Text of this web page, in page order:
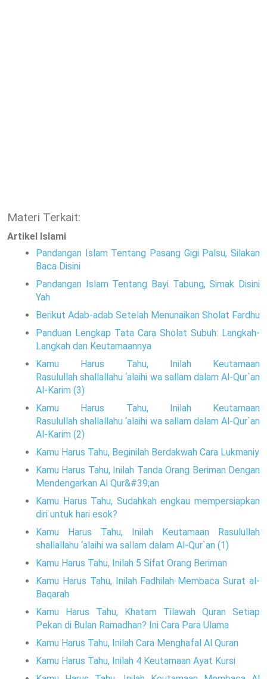
Materi Terkait:
Artikel Islami
Pandangan Islam Tentang Pasang Gigi Palsu, Silakan
Baca Disini
Pandangan Islam Tentang Bayi Tabung, Simak Disini
Yah
Berikut Adab-adab Setelah Menunaikan Sholat Fardhu
Panduan Lengkap Tata Cara Sholat Subuh: Langkah-
Langkah dan Keutamaannya
Kamu Harus Tahu, Inilah Keutamaan
Rasulullah shallallahu ‘alaihi wa sallam dalam Al-Qur`an
Al-Karim (3)
Kamu Harus Tahu, Inilah Keutamaan
Rasulullah shallallahu ‘alaihi wa sallam dalam Al-Qur`an
Al-Karim (2)
Kamu Harus Tahu, Beginilah Berdakwah Cara Lukmaniy
Kamu Harus Tahu, Inilah Tanda Orang Beriman Dengan
Mendengarkan Al Qur&#39;an
Kamu Harus Tahu, Sudahkah engkau mempersiapkan
diri untuk hari esok?
Kamu Harus Tahu, Inilah Keutamaan Rasulullah
shallallahu ‘alaihi wa sallam dalam Al-Qur`an (1)
Kamu Harus Tahu, Inilah 5 Sifat Orang Beriman
Kamu Harus Tahu, Inilah Fadhilah Membaca Surat al-
Baqarah
Kamu Harus Tahu, Khatam Tilawah Quran Setiap
Pekan di Bulan Ramadhan? Ini Cara Para Ulama
Kamu Harus Tahu, Inilah Cara Menghafal Al Quran
Kamu Harus Tahu, Inilah 4 Keutamaan Ayat Kursi